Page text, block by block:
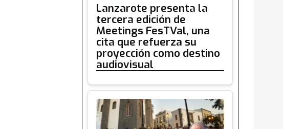
Lanzarote presenta la
tercera edición de
Meetings FesTVal, una
cita que refuerza su
proyección como destino
audiovisual